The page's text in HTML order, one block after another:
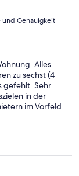
und Genauigkeit
Alles
zu sechst (4
gefehlt. Sehr
in der
im Vorfeld